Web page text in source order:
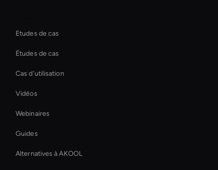
Etudes de cas
Études de cas
Cas d'utilisation
Vidéos
Webinaires
Guides
Alternatives à AKOOL